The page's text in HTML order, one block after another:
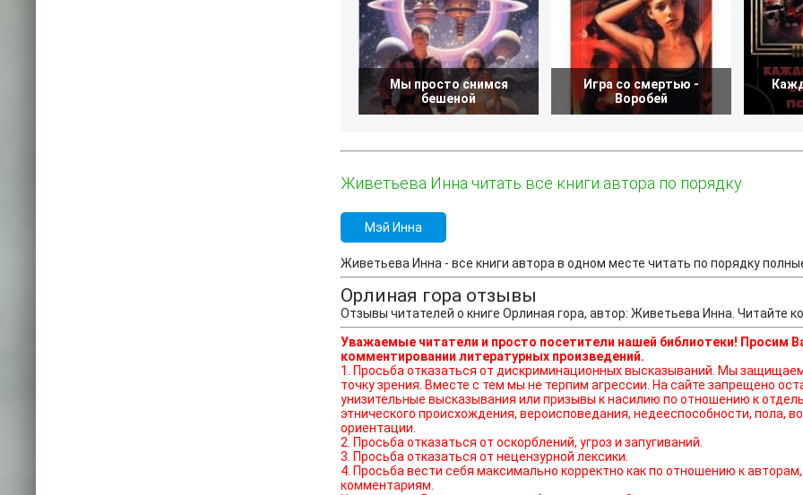
Мы просто снимся
бешеной
Игра со смертью -
Воробей
Живетьева Инна читать все книги автора по порядку
Мэй Инна
Живетьева Инна - все книги автора в одном месте читать по порядку
Орлиная гора отзывы
Отзывы читателей о книге Орлиная гора, автор: Живетьева Инна. Читайте
Уважаемые читатели и просто посетители нашей библиотеки! Просим
комментировании литературных произведений.
1. Просьба отказаться от дискриминационных высказываний. Мы защищаем право наших читателей свободно выражать свою
точку зрения. Вместе с тем мы не терпим агрессии. На сайте запрещено
унизительные высказывания или призывы к насилию по отношению к
этнического происхождения, вероисповедания, недееспособности, пола,
ориентации.
2. Просьба отказаться от оскорблений, угроз и запугиваний.
3. Просьба отказаться от нецензурной лексики.
4. Просьба вести себя максимально корректно как по отношению к
комментариям.